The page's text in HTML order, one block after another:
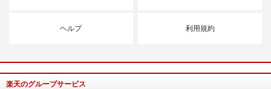
ヘルプ 利用規約
楽天のグループサービス